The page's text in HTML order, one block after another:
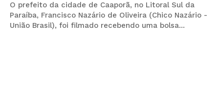
O prefeito da cidade de Caaporã, no Litoral Sul da
Paraíba, Francisco Nazário de Oliveira (Chico Nazário -
União Brasil), foi filmado recebendo uma bolsa...